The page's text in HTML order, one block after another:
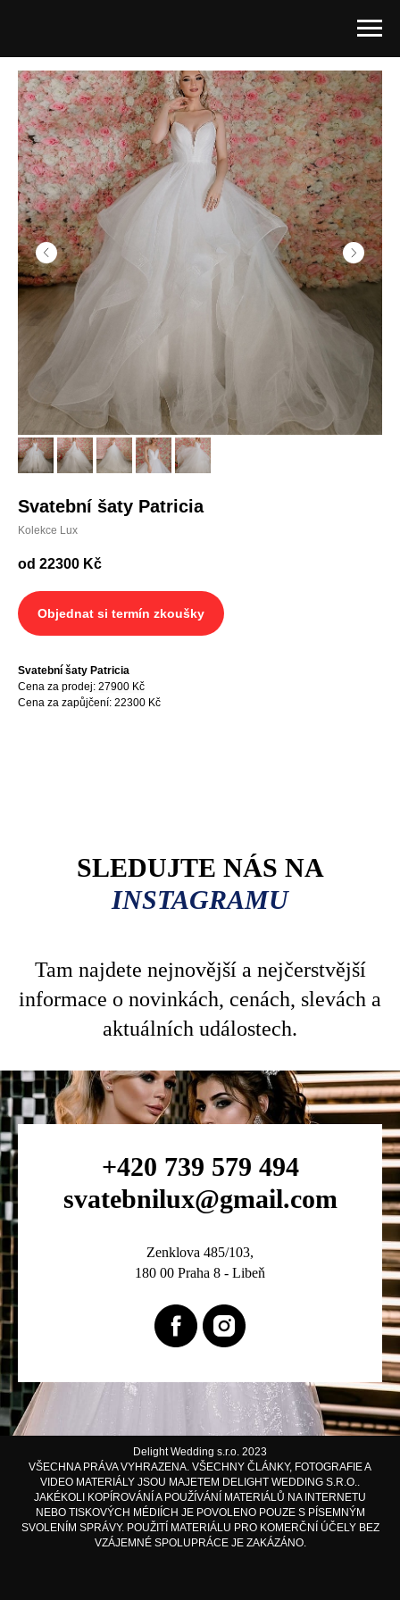
Svatební šaty Patricia
Kolekce Lux
od 22300 Kč
Objednat si termín zkoušky
Svatební šaty Patricia
Cena za prodej: 27900 Kč
Cena za zapůjčení: 22300 Kč
SLEDUJTE NÁS NA
INSTAGRAMU
Tam najdete nejnovější a nejčerstvější
informace o novinkách, cenách, slevách a
aktuálních událostech.
+420 739 579 494
svatebnilux@gmail.com
Zenklova 485/103,
180 00 Praha 8 - Libeň
Delight Wedding s.r.o. 2023
VŠECHNA PRÁVA VYHRAZENA. VŠECHNY ČLÁNKY, FOTOGRAFIE A
VIDEO MATERIÁLY JSOU MAJETEM DELIGHT WEDDING S.R.O..
JAKÉKOLI KOPÍROVÁNÍ A POUŽÍVÁNÍ MATERIÁLŮ NA INTERNETU
NEBO TISKOVÝCH MÉDIÍCH JE POVOLENO POUZE S PÍSEMNÝM
SVOLENÍM SPRÁVY. POUŽITÍ MATERIÁLU PRO KOMERČNÍ ÚČELY BEZ
VZÁJEMNÉ SPOLUPRÁCE JE ZAKÁZÁNO.